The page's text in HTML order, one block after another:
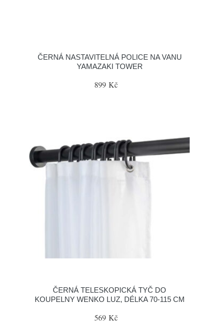
ČERNÁ NASTAVITELNÁ POLICE NA VANU
YAMAZAKI TOWER
899 Kč
ČERNÁ TELESKOPICKÁ TYČ DO
KOUPELNY WENKO LUZ, DÉLKA 70-115 CM
569 Kč